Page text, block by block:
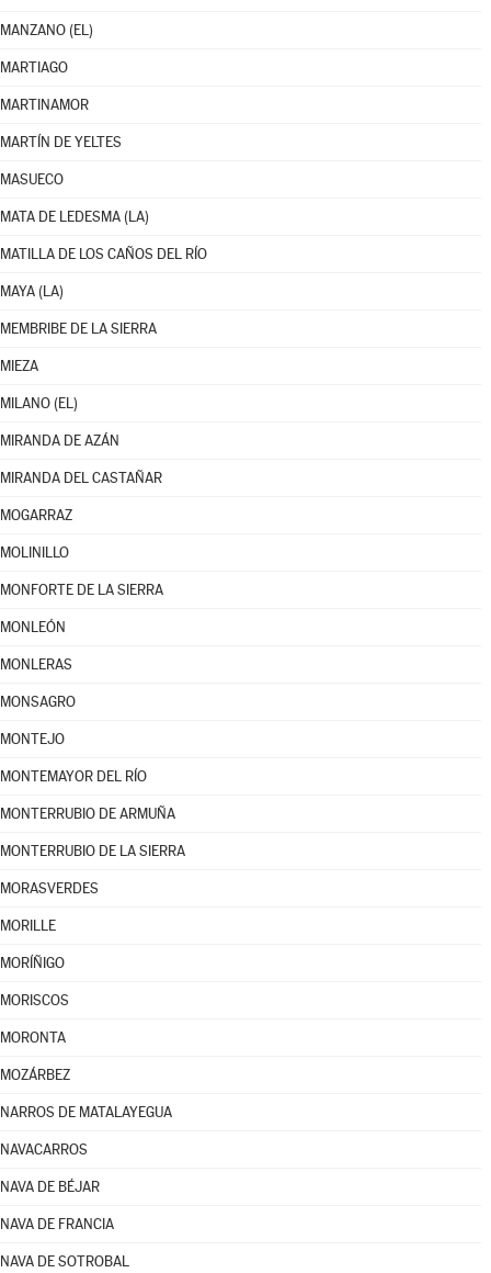
MANZANO (EL)
MARTIAGO
MARTINAMOR
MARTÍN DE YELTES
MASUECO
MATA DE LEDESMA (LA)
MATILLA DE LOS CAÑOS DEL RÍO
MAYA (LA)
MEMBRIBE DE LA SIERRA
MIEZA
MILANO (EL)
MIRANDA DE AZÁN
MIRANDA DEL CASTAÑAR
MOGARRAZ
MOLINILLO
MONFORTE DE LA SIERRA
MONLEÓN
MONLERAS
MONSAGRO
MONTEJO
MONTEMAYOR DEL RÍO
MONTERRUBIO DE ARMUÑA
MONTERRUBIO DE LA SIERRA
MORASVERDES
MORILLE
MORÍÑIGO
MORISCOS
MORONTA
MOZÁRBEZ
NARROS DE MATALAYEGUA
NAVACARROS
NAVA DE BÉJAR
NAVA DE FRANCIA
NAVA DE SOTROBAL